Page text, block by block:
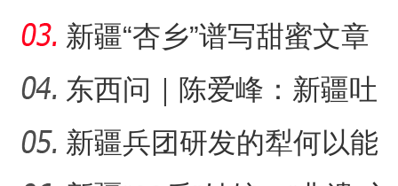
新疆阿克苏：长绒
治疆方略的历史镜鉴
新疆“杏乡”谱写甜蜜文章
东西问｜陈爱峰：新疆吐
峪沟石窟，古文明交汇见
新疆兵团研发的犁何以能